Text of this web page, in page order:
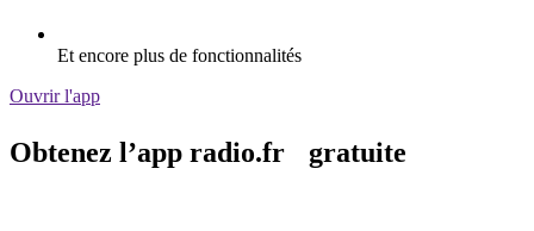
Et encore plus de fonctionnalités
Ouvrir l'app
Obtenez l’app radio.fr gratuite